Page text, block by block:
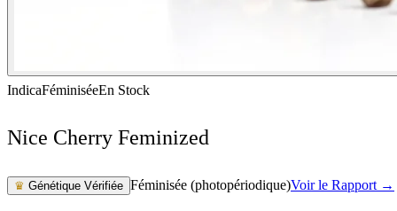
IndicaFéminiséeEn Stock
Nice Cherry Feminized
♛ Génétique Vérifiée Féminisée (photopériodique)Voir le Rapport →